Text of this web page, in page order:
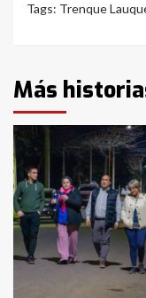
Tags: Trenque
Más